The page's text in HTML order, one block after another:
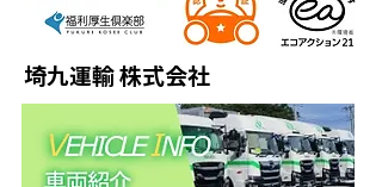
埼九運輸 株式会社